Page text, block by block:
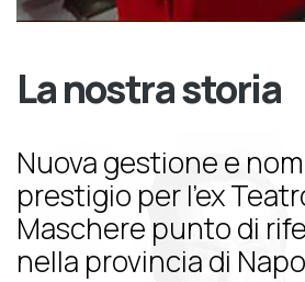
La nostra storia
Nuova gestione e
prestigio per l’ex
Maschere punto di
nella provincia di